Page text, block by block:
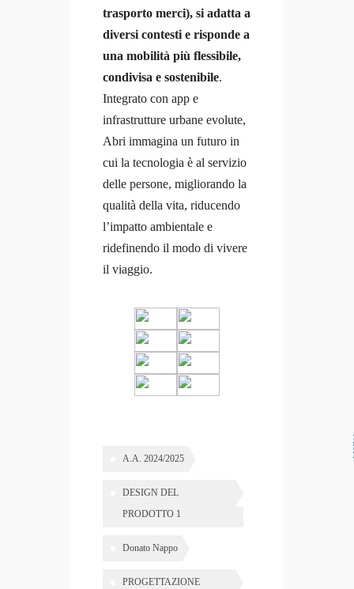
trasporto merci), si adatta a
diversi contesti e risponde a
una mobilità più flessibile,
condivisa e sostenibile.
Integrato con app e
infrastrutture urbane evolute,
Abri immagina un futuro in
cui la tecnologia è al servizio
delle persone, migliorando la
qualità della vita, riducendo
l’impatto ambientale e
ridefinendo il modo di vivere
il viaggio.
A.A. 2024/2025
DESIGN DEL
PRODOTTO 1
Donato Nappo
PROGETTAZIONE